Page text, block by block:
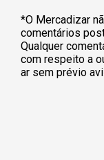
*O Mercadizar
comentários
Qualquer
com respeito a
ar sem prévio